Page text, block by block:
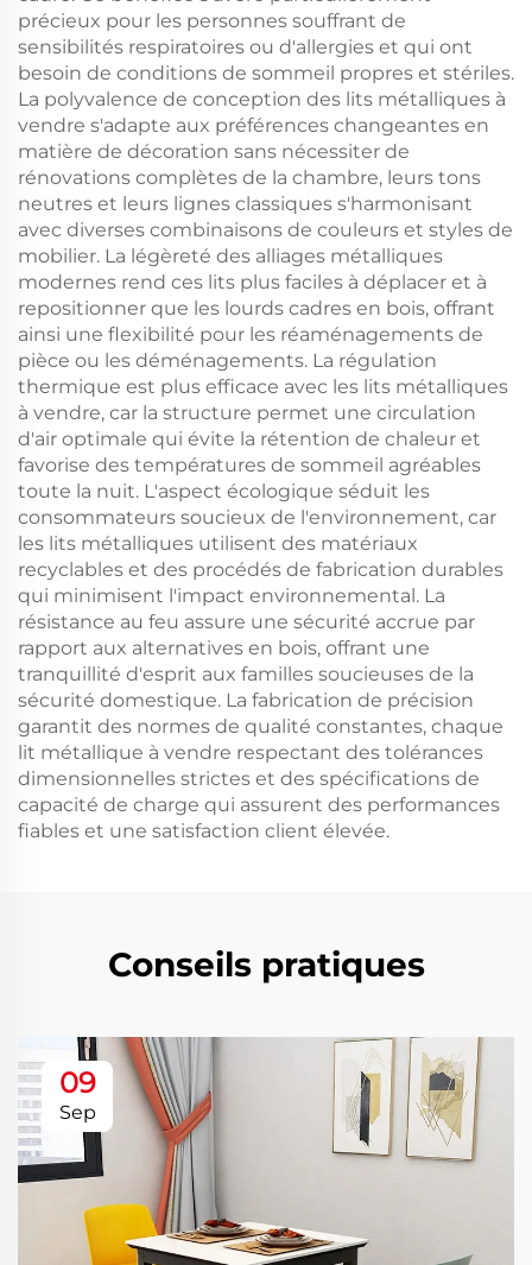
précieux pour les personnes souffrant de
sensibilités respiratoires ou d'allergies et qui ont
besoin de conditions de sommeil propres et stériles.
La polyvalence de conception des lits métalliques à
vendre s'adapte aux préférences changeantes en
matière de décoration sans nécessiter de
rénovations complètes de la chambre, leurs tons
neutres et leurs lignes classiques s'harmonisant
avec diverses combinaisons de couleurs et styles de
mobilier. La légèreté des alliages métalliques
modernes rend ces lits plus faciles à déplacer et à
repositionner que les lourds cadres en bois, offrant
ainsi une flexibilité pour les réaménagements de
pièce ou les déménagements. La régulation
thermique est plus efficace avec les lits métalliques
à vendre, car la structure permet une circulation
d'air optimale qui évite la rétention de chaleur et
favorise des températures de sommeil agréables
toute la nuit. L'aspect écologique séduit les
consommateurs soucieux de l'environnement, car
les lits métalliques utilisent des matériaux
recyclables et des procédés de fabrication durables
qui minimisent l'impact environnemental. La
résistance au feu assure une sécurité accrue par
rapport aux alternatives en bois, offrant une
tranquillité d'esprit aux familles soucieuses de la
sécurité domestique. La fabrication de précision
garantit des normes de qualité constantes, chaque
lit métallique à vendre respectant des tolérances
dimensionnelles strictes et des spécifications de
capacité de charge qui assurent des performances
fiables et une satisfaction client élevée.
Conseils pratiques
09
Sep